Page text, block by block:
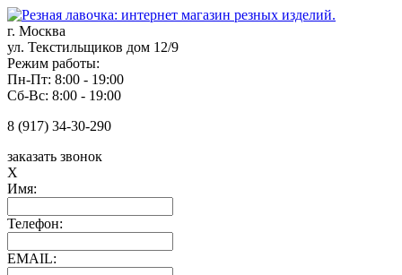
г. Москва
ул. Текстильщиков дом 12/9
Режим работы:
Пн-Пт: 8:00 - 19:00
Сб-Вс: 8:00 - 19:00
8 (917) 34-30-290
заказать звонок
X
Имя:
Телефон:
EMAIL: